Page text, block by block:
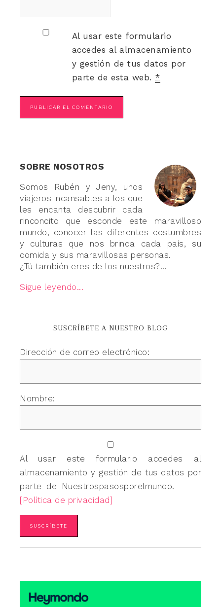
Al usar este formulario
accedes al almacenamiento
y gestión de tus datos por
parte de esta web. *
SOBRE NOSOTROS
Somos Rubén y Jeny, unos
viajeros incansables a los que
les encanta descubrir cada
rinconcito que esconde este maravilloso
mundo, conocer las diferentes costumbres
y culturas que nos brinda cada país, su
comida y sus maravillosas personas.
¿Tú también eres de los nuestros?...
Sigue leyendo...
SUSCRÍBETE A NUESTRO BLOG
Dirección de correo electrónico:
Nombre:
Al usar este formulario accedes al
almacenamiento y gestión de tus datos por
parte de Nuestrospasosporelmundo.
[Política de privacidad]